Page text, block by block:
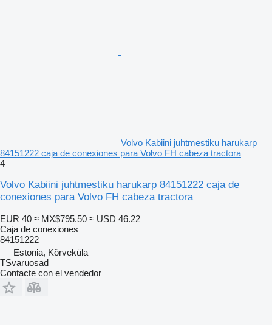
Volvo Kabiini juhtmestiku harukarp
84151222 caja de conexiones para Volvo FH cabeza tractora
4
Volvo Kabiini juhtmestiku harukarp 84151222 caja de
conexiones para Volvo FH cabeza tractora
EUR 40 ≈ MX$795.50 ≈ USD 46.22
Caja de conexiones
84151222
Estonia, Kõrveküla
TSvaruosad
Contacte con el vendedor